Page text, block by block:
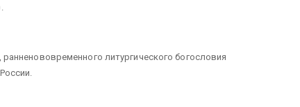
литургического богословия